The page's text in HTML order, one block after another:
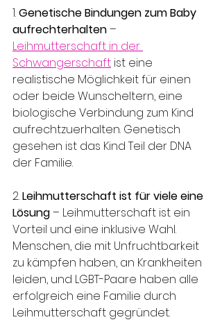
1. Genetische Bindungen zum Baby
aufrechterhalten –
Leihmutterschaft in der
Schwangerschaft ist eine
realistische Möglichkeit für einen
oder beide Wunscheltern, eine
biologische Verbindung zum Kind
aufrechtzuerhalten. Genetisch
gesehen ist das Kind Teil der DNA
der Familie.
2. Leihmutterschaft ist für viele eine
Lösung – Leihmutterschaft ist ein
Vorteil und eine inklusive Wahl.
Menschen, die mit Unfruchtbarkeit
zu kämpfen haben, an Krankheiten
leiden, und LGBT-Paare haben alle
erfolgreich eine Familie durch
Leihmutterschaft gegründet.